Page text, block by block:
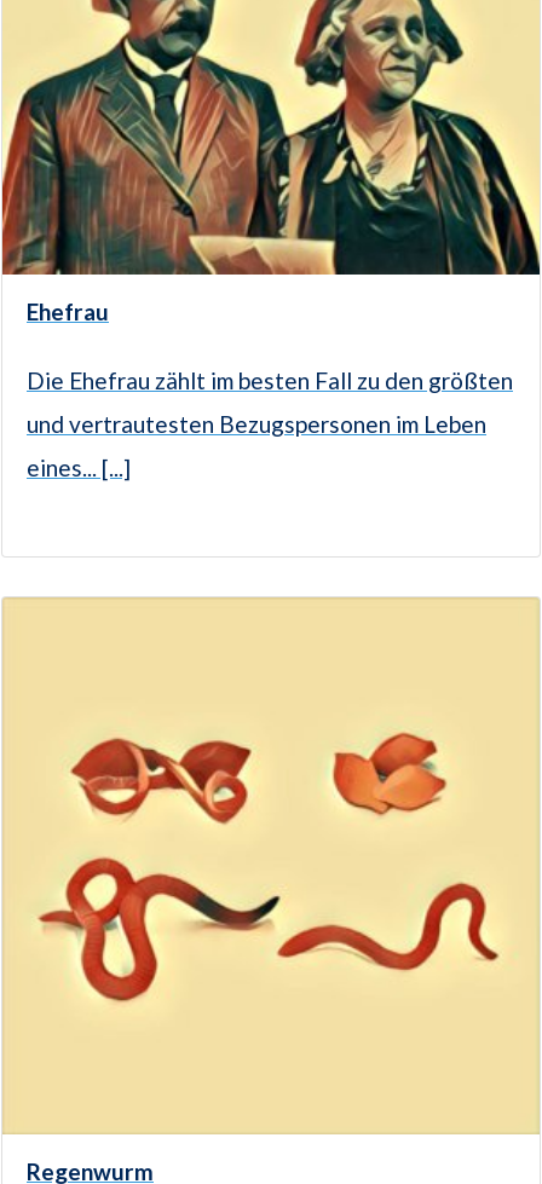
Ehefrau
Die Ehefrau zählt im besten Fall zu den größten
und vertrautesten Bezugspersonen im Leben
eines... [...]
Regenwurm